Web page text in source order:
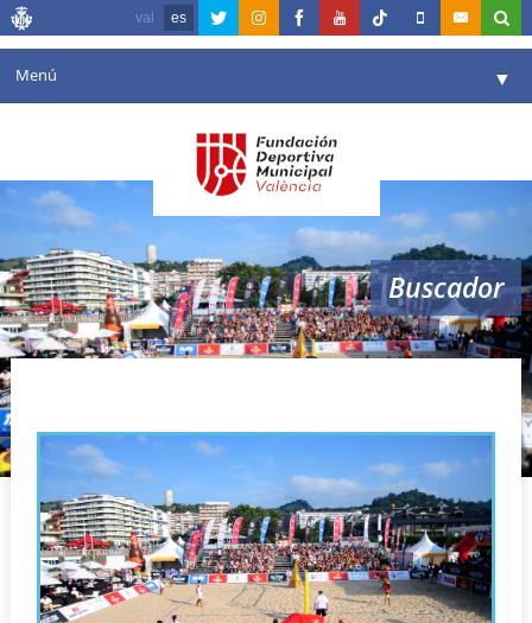
val es
Menú ▼
Agenda
Comunicación ▼
Valencia en deporte ▼
Reservas
Buscador
Beach Volley Tour